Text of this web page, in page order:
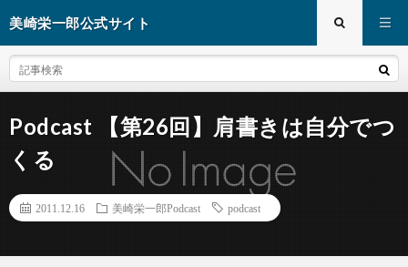
美崎栄一郎公式サイト
Podcast 【第26回】肩書きは自分でつ
くる
2011.12.16 美崎栄一郎Podcast podcast